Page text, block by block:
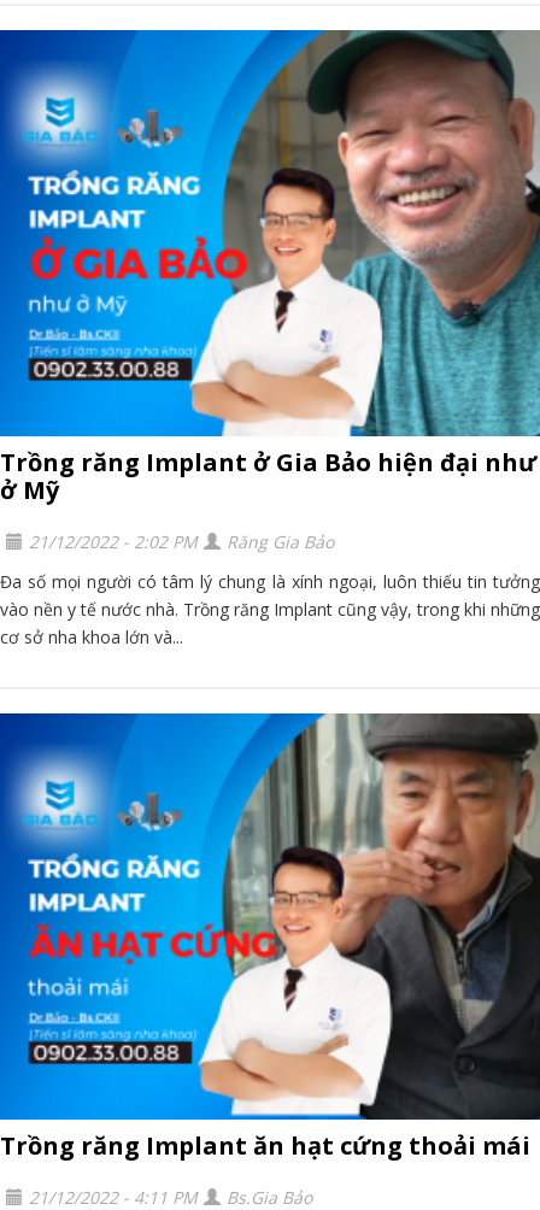
Trồng răng Implant ở Gia Bảo hiện đại như
ở Mỹ
21/12/2022 - 2:02 PM
Răng Gia Bảo
Đa số mọi người có tâm lý chung là xính ngoại, luôn thiếu tin tưởng
vào nền y tế nước nhà. Trồng răng Implant cũng vậy, trong khi những
cơ sở nha khoa lớn và...
Trồng răng Implant ăn hạt cứng thoải mái
21/12/2022 - 4:11 PM
Bs.Gia Bảo